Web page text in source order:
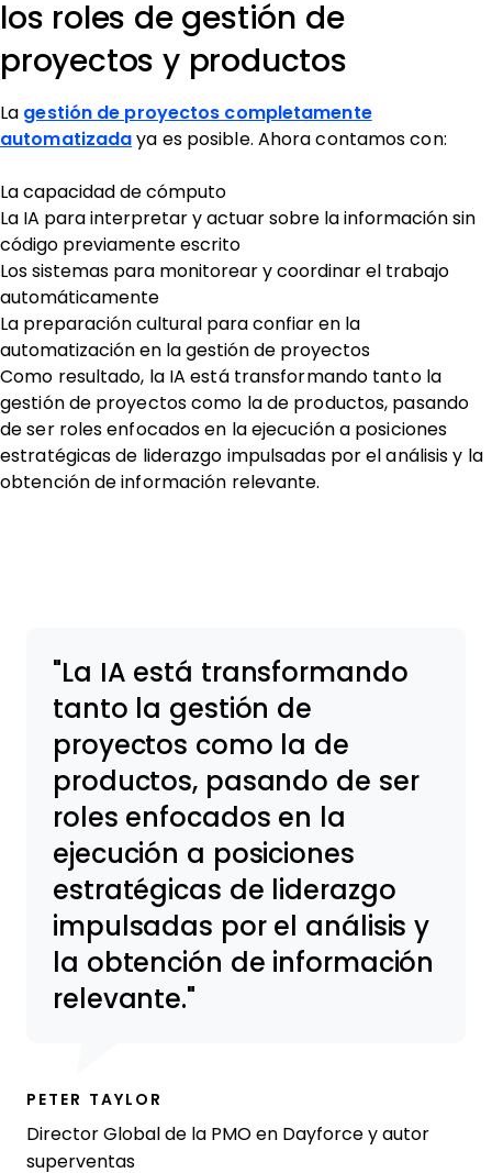
los roles de gestión de
proyectos y productos
La gestión de proyectos completamente
automatizada ya es posible. Ahora contamos con:
La capacidad de cómputo
La IA para interpretar y actuar sobre la información sin
código previamente escrito
Los sistemas para monitorear y coordinar el trabajo
automáticamente
La preparación cultural para confiar en la
automatización en la gestión de proyectos
Como resultado, la IA está transformando tanto la
gestión de proyectos como la de productos, pasando
de ser roles enfocados en la ejecución a posiciones
estratégicas de liderazgo impulsadas por el análisis y la
obtención de información relevante.
La IA está transformando
tanto la gestión de
proyectos como la de
productos, pasando de ser
roles enfocados en la
ejecución a posiciones
estratégicas de liderazgo
impulsadas por el análisis y
la obtención de información
relevante.
PETER TAYLOR
Director Global de la PMO en Dayforce y autor
superventas